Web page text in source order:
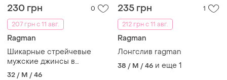
230 грн
0
207 грн с 11 авг.
Ragman
Шикарные стрейчевые
мужские джинсы в
идеале,32 размер
32 / M / 46
235 грн
1
212 грн с 11 авг.
Ragman
Лонгслив ragman
38 / M / 46 и еще 1